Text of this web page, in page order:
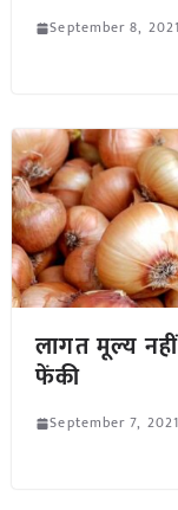
September 8, 2021
लागत मूल्य
फेंकी
September 7, 2021